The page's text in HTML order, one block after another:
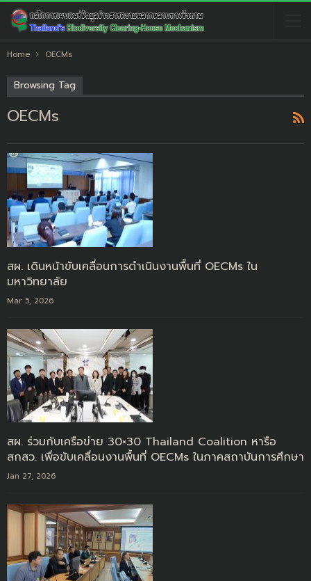
Home OECMs
Browsing Tag
OECMs
สผ. เดินหน้าขับเคลื่อนการดำเนินงานพื้นที่ OECMs ใน
มหาวิทยาลัย
Mar 5, 2026
สผ. ร่วมกับเครือข่าย 30×30 Thailand Coalition หารือ
สกสว. เพื่อขับเคลื่อนงานพื้นที่ OECMs ในภาคสถาบันการศึกษา
Jan 27, 2026